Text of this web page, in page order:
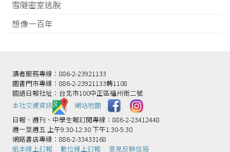
雪隧密室逃脫
想像一百年
讀者服務專線：886-2-23921133
圖書門市專線：886-2-23921133轉1108
國語日報社址：台北市100中正區福州街二號
本社交通資訊️
網站地圖
日報、週刊、中學生報訂閱專線：886-2-23412448
週一至週五 上午9:30-12:30 下午1:30-5:30
網路書店專線：886-2-33433168
紙本線上訂報
數位線上訂報 意見反映信箱